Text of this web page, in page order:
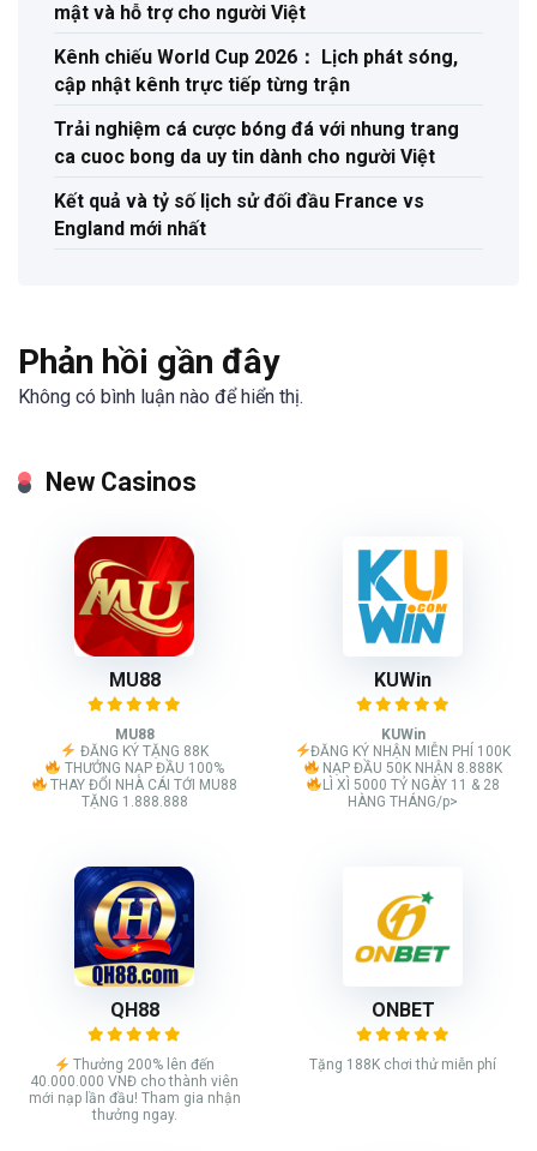
mật và hỗ trợ cho người Việt
Kênh chiếu World Cup 2026： Lịch phát sóng,
cập nhật kênh trực tiếp từng trận
Trải nghiệm cá cược bóng đá với nhung trang
ca cuoc bong da uy tin dành cho người Việt
Kết quả và tỷ số lịch sử đối đầu France vs
England mới nhất
Phản hồi gần đây
Không có bình luận nào để hiển thị.
New Casinos
MU88
MU88
ĐĂNG KÝ TẶNG 88K
THƯỞNG NẠP ĐẦU 100%
THAY ĐỔI NHÀ CÁI TỚI MU88
TẶNG 1.888.888
KUWin
KUWin
ĐĂNG KÝ NHẬN MIỄN PHÍ 100K
NẠP ĐẦU 50K NHẬN 8.888K
LÌ XÌ 5000 TỶ NGÀY 11 & 28
HÀNG THÁNG/p>
QH88
Thưởng 200% lên đến
40.000.000 VNĐ cho thành viên
mới nạp lần đầu! Tham gia nhận
thưởng ngay.
ONBET
Tặng 188K chơi thử miễn phí